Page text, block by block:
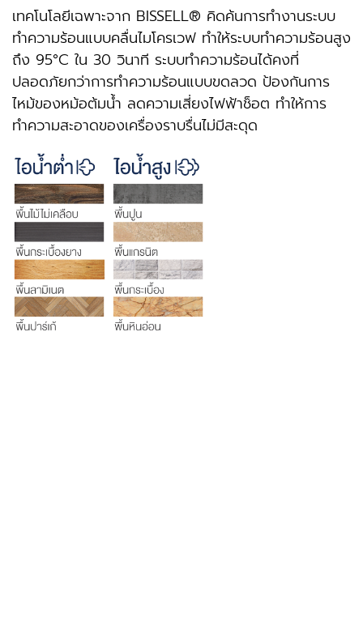
เทคโนโลยีเฉพาะจาก BISSELL® คิดค้นการทำงานระบบ
ทำความร้อนแบบคลื่นไมโครเวฟ ทำให้ระบบทำความร้อนสูง
ถึง 95°C ใน 30 วินาที ระบบทำความร้อนได้คงที่
ปลอดภัยกว่าการทำความร้อนแบบขดลวด ป้องกันการ
ไหม้ของหม้อต้มน้ำ ลดความเสี่ยงไฟฟ้าช็อต ทำให้การ
ทำความสะอาดของเครื่องราบรื่นไม่มีสะดุด